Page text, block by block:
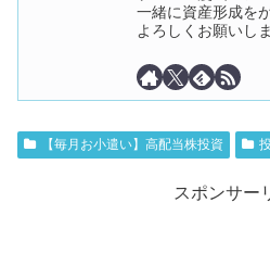
一緒に資産形成を
よろしくお願いし
【毎月お小遣い】高配当株投資
スポンサー